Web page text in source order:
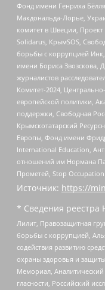
Фонд имени Генриха
Макдональда-Лорье,
комитет в Швеции,
Solidarus, КрымSOS,
борьбы с коррупцией Инк,
имени Бориса Звозскова,
журналистов
Комитет-2024,
европейской политики,
поддержки, Свободная
Крымскотатарский
Европы, Фонд имени
International Education,
отношений им Нормана
Прометей, Stop
Источник: https://
* Сведения реестра
Лилит, Правозащитная
борьбы с коррупцией,
содействия развитию
охраны здоровья и
Мемориал,
гласности, Российский